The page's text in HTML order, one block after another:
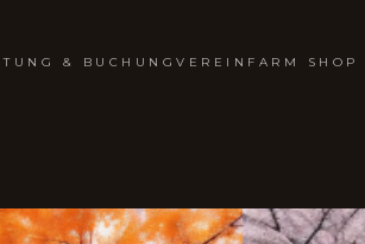
& BUCHUNG VEREIN FARM SHOP